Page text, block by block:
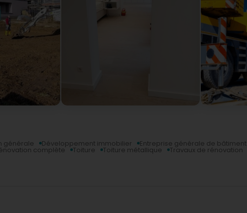
générale Développement immobilier Entreprise générale de bâtiment
complète Toiture Toiture métallique Travaux de rénovation